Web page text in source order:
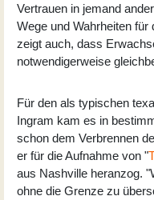
Vertrauen in jemand
Wege und Wahrheiten
zeigt auch, dass
notwendigerweise
Für den als typischen
Ingram kam es in
schon dem Verbrennen
er für die Aufnahme von "
aus Nashville heranzog.
ohne die Grenze zu